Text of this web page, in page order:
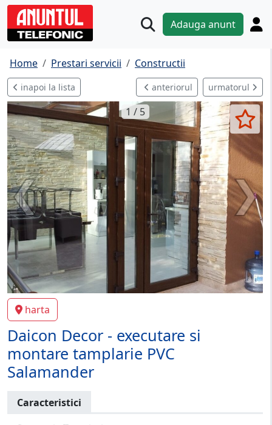
Adauga anunt
Home Prestari servicii Constructii
inapoi la lista anteriorul urmatorul
1 / 5
harta
Daicon Decor - executare si
montare tamplarie PVC
Salamander
Caracteristici